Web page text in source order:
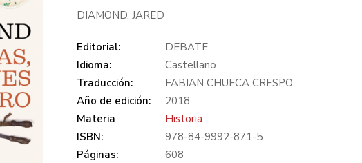
DIAMOND, JARED
Editorial:
DEBATE
Idioma:
Castellano
Traducción:
FABIAN CHUECA CRESPO
Año de edición:
2018
Materia
Historia
ISBN:
978-84-9992-871-5
Páginas:
608